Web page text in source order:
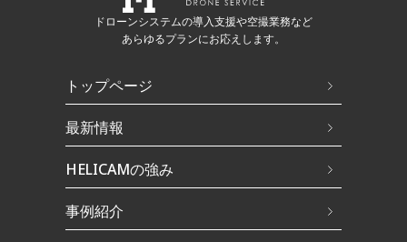
ドローンシステムの導入支援や空撮業務など
あらゆるプランにお応えします。
トップページ
最新情報
HELICAMの強み
事例紹介